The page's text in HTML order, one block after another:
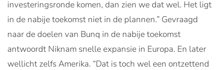
investeringsronde komen, dan zien we dat wel. Het ligt
in de nabije toekomst niet in de plannen.” Gevraagd
naar de doelen van Bunq in de nabije toekomst
antwoordt Niknam snelle expansie in Europa. En later
wellicht zelfs Amerika. “Dat is toch wel een ontzettend